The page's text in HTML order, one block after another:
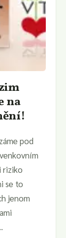
na
pod
riziko
se to
jenom